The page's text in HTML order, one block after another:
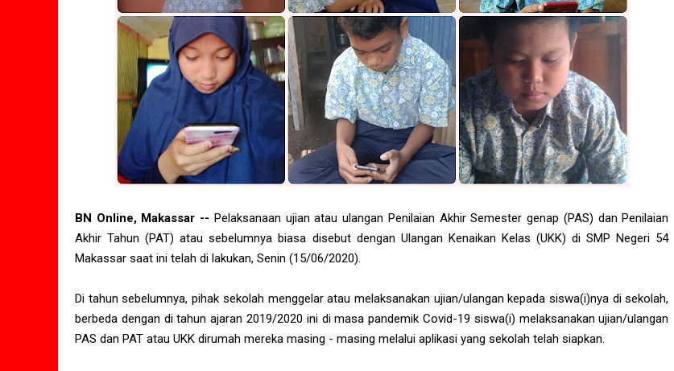
BN Online, Makassar -- Pelaksanaan ujian atau ulangan Penilaian Akhir Semester genap (PAS) dan Penilaian
Akhir Tahun (PAT) atau sebelumnya biasa disebut dengan Ulangan Kenaikan Kelas (UKK) di SMP Negeri 54
Makassar saat ini telah di lakukan, Senin (15/06/2020).
Di tahun sebelumnya, pihak sekolah menggelar atau melaksanakan ujian/ulangan kepada siswa(i)nya di sekolah,
berbeda dengan di tahun ajaran 2019/2020 ini di masa pandemik Covid-19 siswa(i) melaksanakan ujian/ulangan
PAS dan PAT atau UKK dirumah mereka masing - masing melalui aplikasi yang sekolah telah siapkan.